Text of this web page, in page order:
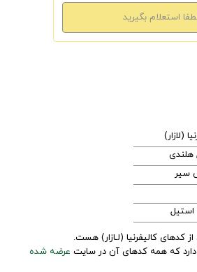
(لازار)
هلندی
سیر
استیل
عرضه شده